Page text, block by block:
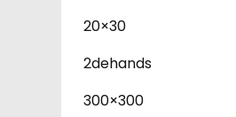
20×30
2dehands
300×300